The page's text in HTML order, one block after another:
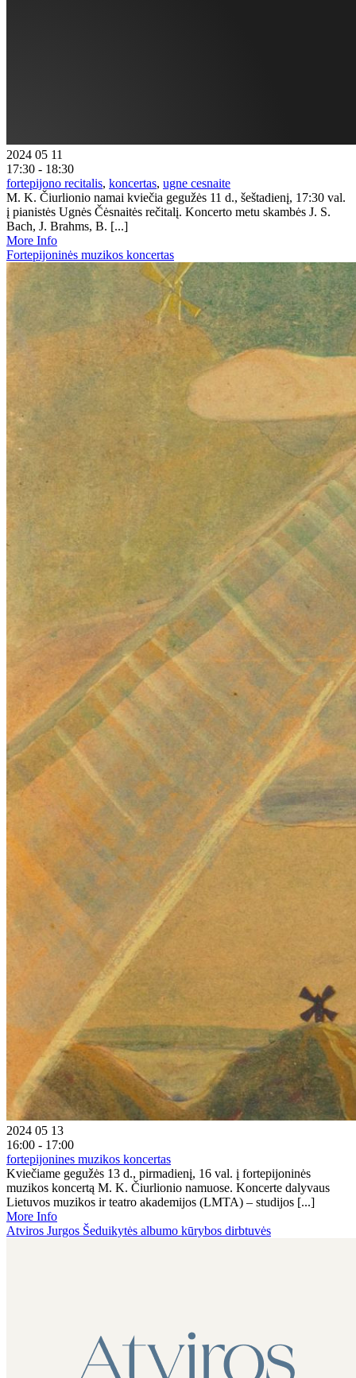
2024 05 11
17:30 - 18:30
fortepijono recitalis, koncertas, ugne cesnaite
M. K. Čiurlionio namai kviečia gegužės 11 d., šeštadienį, 17:30 val.
į pianistės Ugnės Čėsnaitės rečitalį. Koncerto metu skambės J. S.
Bach, J. Brahms, B. [...]
More Info
Fortepijoninės muzikos koncertas
2024 05 13
16:00 - 17:00
fortepijonines muzikos koncertas
Kviečiame gegužės 13 d., pirmadienį, 16 val. į fortepijoninės
muzikos koncertą M. K. Čiurlionio namuose. Koncerte dalyvaus
Lietuvos muzikos ir teatro akademijos (LMTA) – studijos [...]
More Info
Atviros Jurgos Šeduikytės albumo kūrybos dirbtuvės